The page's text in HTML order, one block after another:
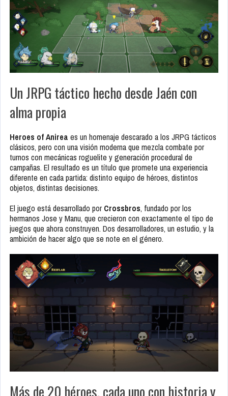
Un JRPG táctico hecho desde Jaén con
alma propia
Heroes of Anirea es un homenaje descarado a los JRPG tácticos
clásicos, pero con una visión moderna que mezcla combate por
turnos con mecánicas roguelite y generación procedural de
campañas. El resultado es un título que promete una experiencia
diferente en cada partida: distinto equipo de héroes, distintos
objetos, distintas decisiones.
El juego está desarrollado por Crossbros, fundado por los
hermanos Jose y Manu, que crecieron con exactamente el tipo de
juegos que ahora construyen. Dos desarrolladores, un estudio, y la
ambición de hacer algo que se note en el género.
Más de 20 héroes, cada uno con historia y